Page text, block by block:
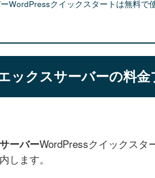
WordPressクイックスタートは無料で
ックスサーバーの料
ーバーWordPressクイックスタ
します。